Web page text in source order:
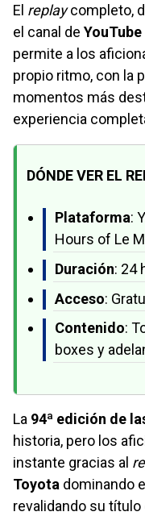
El replaycompleto,
el canal de YouTube
permite a los
propio ritmo, con la
momentos más
experiencia
DÓNDE VER EL
Plataforma:
Hours of Le
Duración: 24
Acceso:
Contenido:
boxes y
La 94ª edición de
historia, pero los
instante gracias al
Toyota dominando
revalidando su título